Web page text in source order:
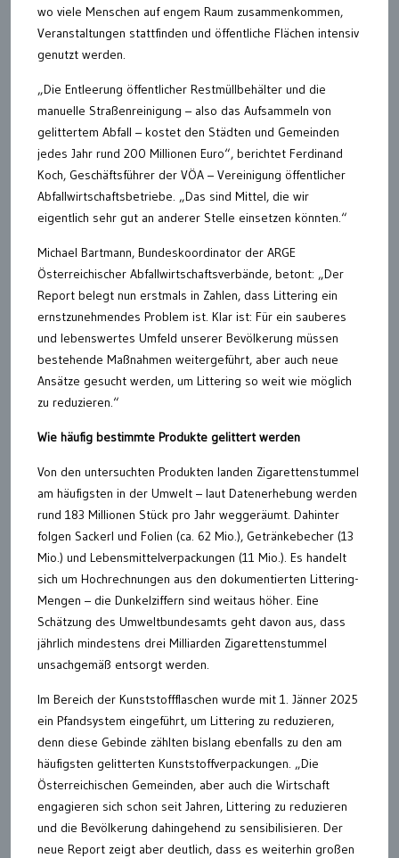
wo viele Menschen auf engem Raum zusammenkommen,
Veranstaltungen stattfinden und öffentliche Flächen intensiv
genutzt werden.
„Die Entleerung öffentlicher Restmüllbehälter und die
manuelle Straßenreinigung – also das Aufsammeln von
gelittertem Abfall – kostet den Städten und Gemeinden
jedes Jahr rund 200 Millionen Euro“, berichtet Ferdinand
Koch, Geschäftsführer der VÖA – Vereinigung öffentlicher
Abfallwirtschaftsbetriebe. „Das sind Mittel, die wir
eigentlich sehr gut an anderer Stelle einsetzen könnten.“
Michael Bartmann, Bundeskoordinator der ARGE
Österreichischer Abfallwirtschaftsverbände, betont: „Der
Report belegt nun erstmals in Zahlen, dass Littering ein
ernstzunehmendes Problem ist. Klar ist: Für ein sauberes
und lebenswertes Umfeld unserer Bevölkerung müssen
bestehende Maßnahmen weitergeführt, aber auch neue
Ansätze gesucht werden, um Littering so weit wie möglich
zu reduzieren.“
Wie häufig bestimmte Produkte gelittert werden
Von den untersuchten Produkten landen Zigarettenstummel
am häufigsten in der Umwelt – laut Datenerhebung werden
rund 183 Millionen Stück pro Jahr weggeräumt. Dahinter
folgen Sackerl und Folien (ca. 62 Mio.), Getränkebecher (13
Mio.) und Lebensmittelverpackungen (11 Mio.). Es handelt
sich um Hochrechnungen aus den dokumentierten Littering-
Mengen – die Dunkelziffern sind weitaus höher. Eine
Schätzung des Umweltbundesamts geht davon aus, dass
jährlich mindestens drei Milliarden Zigarettenstummel
unsachgemäß entsorgt werden.
Im Bereich der Kunststoffflaschen wurde mit 1. Jänner 2025
ein Pfandsystem eingeführt, um Littering zu reduzieren,
denn diese Gebinde zählten bislang ebenfalls zu den am
häufigsten gelitterten Kunststoffverpackungen. „Die
Österreichischen Gemeinden, aber auch die Wirtschaft
engagieren sich schon seit Jahren, Littering zu reduzieren
und die Bevölkerung dahingehend zu sensibilisieren. Der
neue Report zeigt aber deutlich, dass es weiterhin großen